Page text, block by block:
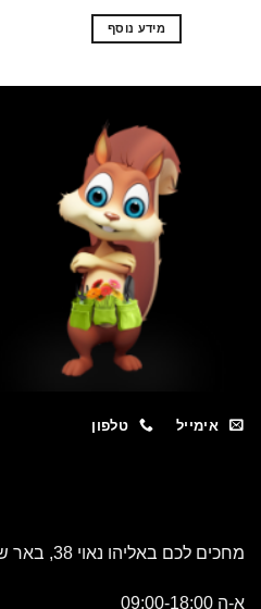
מידע נוסף
טלפון
באליהו נאוי 38, באר שבע